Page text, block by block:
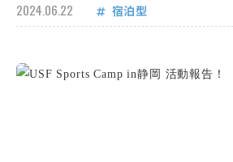
2024.06.22 宿泊型